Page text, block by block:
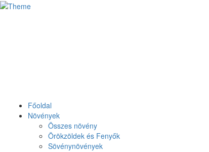
Főoldal
Növények
Összes növény
Örökzöldek és Fenyők
Sövénynövények